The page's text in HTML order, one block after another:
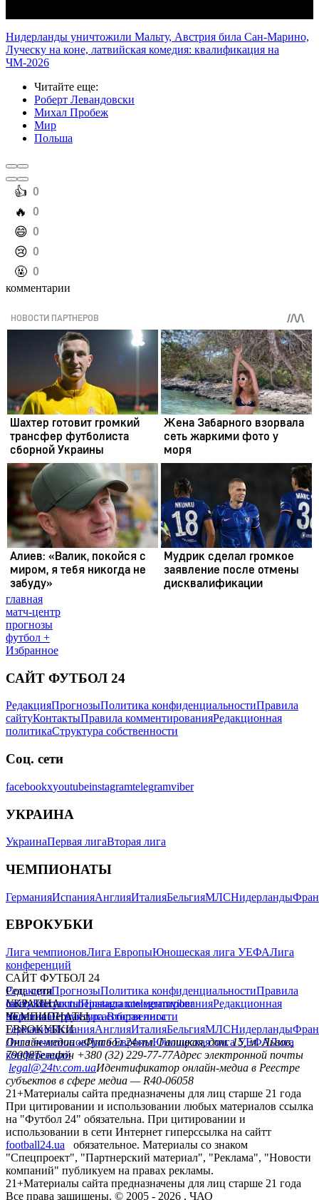
Нидерланды уничтожили Мальту, Австрия била Сан-Марино,
Луческу на коне, латвийская комедия: квалификация на
ЧМ-2026
Читайте еще:
Роберт Левандовски
Михал Пробеж
Мир
Польша
️👍 0
️🔥 0
️😄 0
️😢 0
️🤬 0
комментарии
главная
матч-центр
прогнозы
футбол +
Избранное
САЙТ ФУТБОЛ 24
РедакцияПрогнозыПолитика конфиденциальностиПравила
сайтуКонтактыПравила комментированияРедакционная
политикаСтруктура собственности
Соц. сети
facebookxyoutubeinstagramtelegramviber
УКРАИНА
УкраинаПервая лигаВторая лига
ЧЕМПИОНАТЫ
ГерманияИспанияАнглияИталияБельгияМЛСНидерланды
ЕВРОКУБКИ
Лига чемпионовЛига ЕвропыЮношеская лига УЕФАЛига
конференций
САЙТ ФУТБОЛ 24
РедакцияПрогнозыПолитика конфиденциальностиПравила
сайтуКонтактыПравила комментированияРедакционная
политикаСтруктура собственности
Соц. сети
facebookxyoutubeinstagramtelegramviber
УКРАИНА
УкраинаПервая лигаВторая лига
ЧЕМПИОНАТЫ
ГерманияИспанияАнглияИталияБельгияМЛСНидерланды
ЕВРОКУБКИ
Лига чемпионовЛига ЕвропыЮношеская лига УЕФАЛига
конференций
Онлайн-медиа «Футбол 24»пл. Галицкая, дом. 15, м. Львов,
79008Телефон +380 (32) 229-77-77Адрес электронной почты
legal@24tv.com.uaИдентификатор онлайн-медиа в Реестре
субъектов в сфере медиа — R40-06058
21+Материалы сайта предназначены для лиц старше 21 года
При цитировании и использовании любых материалов ссылка
на "Футбол 24" обязательна. При цитировании и
использовании в сети Интернет гиперссылка на сайтт
football24.ua
обязательное. Материалы со знаком
"Спецпроект", "Партнерский материал", "Реклама", "Новости
компаний" публикуем на правах рекламы.
21+Материалы сайта предназначены для лиц старше 21 года
Все права защищены. © 2005 - 2026 , ЧАО